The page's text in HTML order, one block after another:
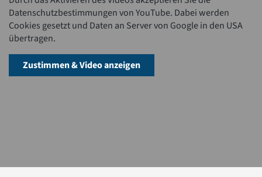
Datenschutzbestimmungen von YouTube. Dabei werden
Cookies gesetzt und Daten an Server von Google in den USA
übertragen.
Zustimmen & Video anzeigen